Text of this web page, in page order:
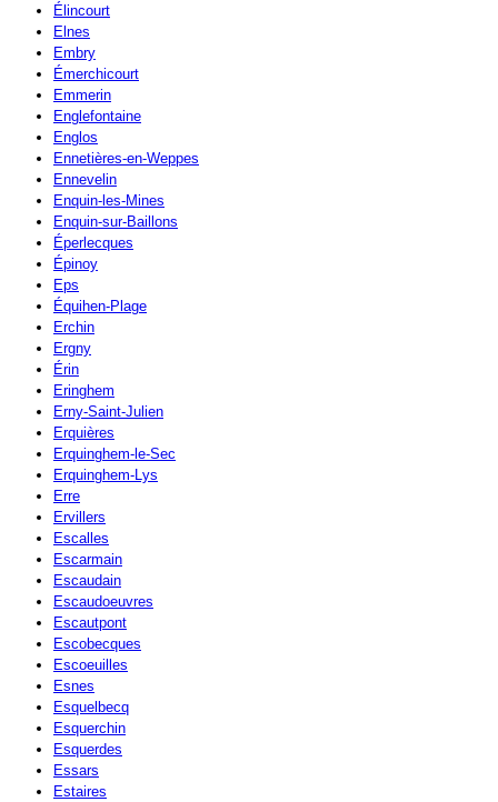
Élincourt
Elnes
Embry
Émerchicourt
Emmerin
Englefontaine
Englos
Ennetières-en-Weppes
Ennevelin
Enquin-les-Mines
Enquin-sur-Baillons
Éperlecques
Épinoy
Eps
Équihen-Plage
Erchin
Ergny
Érin
Eringhem
Erny-Saint-Julien
Erquières
Erquinghem-le-Sec
Erquinghem-Lys
Erre
Ervillers
Escalles
Escarmain
Escaudain
Escaudoeuvres
Escautpont
Escobecques
Escoeuilles
Esnes
Esquelbecq
Esquerchin
Esquerdes
Essars
Estaires